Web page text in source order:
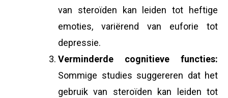
van steroïden kan leiden tot heftige
emoties, variërend van euforie tot
depressie.
Verminderde cognitieve functies:
Sommige studies suggereren dat het
gebruik van steroïden kan leiden tot